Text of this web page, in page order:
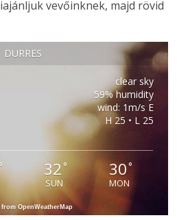
vevőinknek, majd rövid
DURRES
clear sky
59% humidity
wind: 1m/s E
H 25 • L 25
° 32°
SUN
30°
MON
from OpenWeatherMap